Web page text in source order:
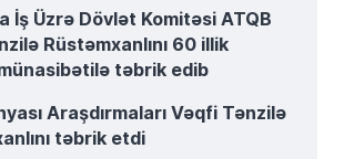
İş Üzrə Dövlət Komitəsi ATQB
Rüstəmxanlını 60 illik
təbrik edib
Araşdırmaları Vəqfi Tənzilə
təbrik etdi